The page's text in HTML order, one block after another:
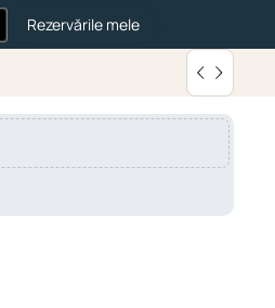
Rezervările mele